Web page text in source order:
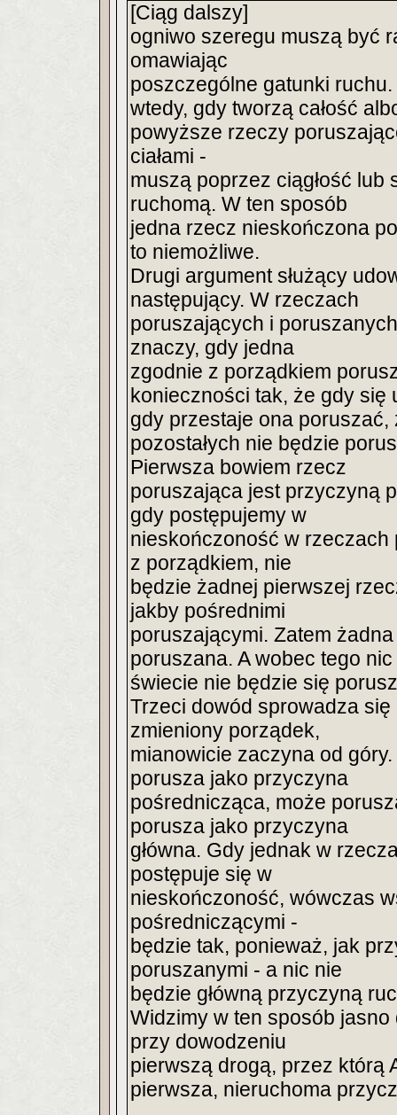
[Ciąg dalszy]
ogniwo szeregu muszą być
omawiając
poszczególne gatunki
wtedy, gdy tworzą całość
powyższe rzeczy
ciałami -
muszą poprzez ciągłość
ruchomą. W ten sposób
jedna rzecz nieskończona
to niemożliwe.
Drugi argument służący
następujący. W rzeczach
poruszających i
znaczy, gdy jedna
zgodnie z porządkiem
konieczności tak, że gdy
gdy przestaje ona poruszać,
pozostałych nie będzie
Pierwsza bowiem rzecz
poruszająca jest przyczyną
gdy postępujemy w
nieskończoność w
z porządkiem, nie
będzie żadnej pierwszej
jakby pośrednimi
poruszającymi. Zatem
poruszana. A wobec tego
świecie nie będzie się
Trzeci dowód sprowadza
zmieniony porządek,
mianowicie zaczyna od
porusza jako przyczyna
pośrednicząca, może
porusza jako przyczyna
główna. Gdy jednak w
postępuje się w
nieskończoność, wówczas
pośredniczącymi -
będzie tak, ponieważ, jak
poruszanymi - a nic nie
będzie główną przyczyną
Widzimy w ten sposób
przy dowodzeniu
pierwszą drogą, przez którą
pierwsza, nieruchoma